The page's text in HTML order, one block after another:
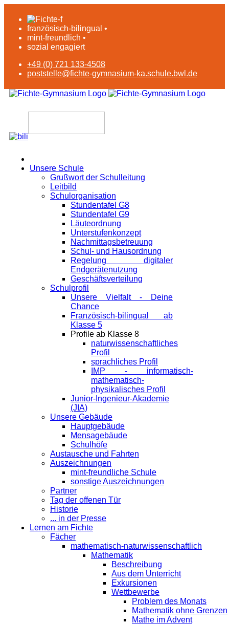
französisch-bilingual •
mint-freundlich •
sozial engagiert
+49 (0) 721 133-4508
poststelle@fichte-gymnasium-ka.schule.bwl.de
Unsere Schule
Grußwort der Schulleitung
Leitbild
Schulorganisation
Stundentafel G8
Stundentafel G9
Läuteordnung
Unterstufenkonzept
Nachmittagsbetreuung
Schul- und Hausordnung
Regelung digitaler
Endgeräte­nutzung
Geschäftsverteilung
Schulprofil
Unsere Vielfalt - Deine
Chance
Französisch-bilingual ab
Klasse 5
Profile ab Klasse 8
naturwissenschaftliches
Profil
sprachliches Profil
IMP - informatisch-
mathematisch-
physikalisches Profil
Junior-Ingenieur-Akademie
(JIA)
Unsere Gebäude
Hauptgebäude
Mensagebäude
Schulhöfe
Austausche und Fahrten
Auszeichnungen
mint-freundliche Schule
sonstige Auszeichnungen
Partner
Tag der offenen Tür
Historie
... in der Presse
Lernen am Fichte
Fächer
mathematisch-naturwissenschaftlich
Mathematik
Beschreibung
Aus dem Unterricht
Exkursionen
Wettbewerbe
Problem des Monats
Mathematik ohne Grenzen
Mathe im Advent